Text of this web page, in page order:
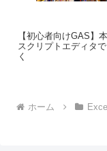
【初心者向けGAS】
スクリプトエディタ
く
ホーム